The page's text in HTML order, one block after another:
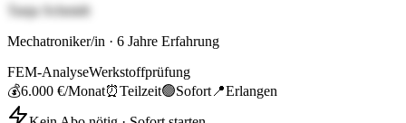
Tanja Schmidt
Mechatroniker/in · 6 Jahre Erfahrung
FEM-AnalyseWerkstoffprüfung
💰6.000 €/Monat⏰Teilzeit🟢Sofort 📍Erlangen